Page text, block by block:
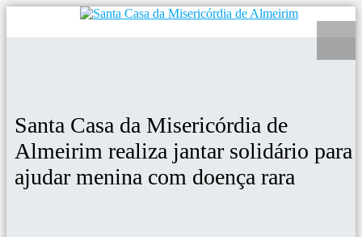
Santa Casa da Misericórdia de
Almeirim realiza jantar solidário para
ajudar menina com doença rara